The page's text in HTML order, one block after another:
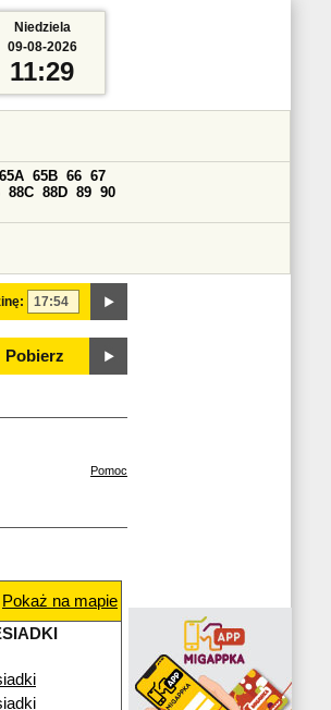
65A 65B 66 67
88C 88D 89 90
Pobierz
Niedziela
09-08-2026
11:29
Pomoc
Pokaż na mapie